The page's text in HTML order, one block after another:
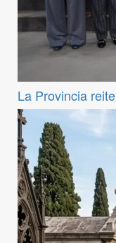
La Provincia